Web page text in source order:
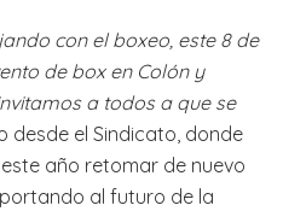
con el boxeo, este 8 de
de box en Colón y
a todos a que se
desde el Sindicato, donde
año retomar de nuevo
al futuro de la